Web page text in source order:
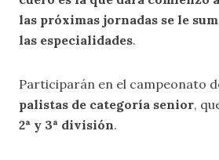
las próximas jornadas se le
las especialidades.
Participarán en el campeonato
palistas de categoría senior,
2ª y 3ª división.